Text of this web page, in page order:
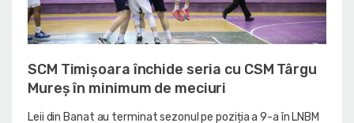
SCM Timișoara închide seria cu CSM Târgu
Mureș în minimum de meciuri
Leii din Banat au terminat sezonul pe poziția a 9-a în LNBM